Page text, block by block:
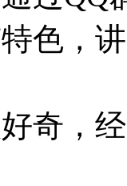
色，
，经